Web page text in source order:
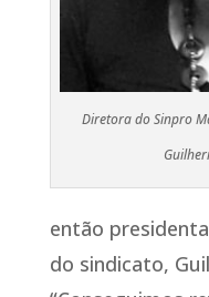
Diretora do Sinpro
então
do sindicato,